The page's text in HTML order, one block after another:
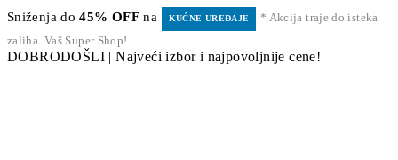
Sniženja do45% OFF na KUĆNE UREĐAJE
* Akcija traje do isteka
zaliha. Vaš Super Shop!
DOBRODOŠLI | Najveći izbor i najpovoljnije cene!